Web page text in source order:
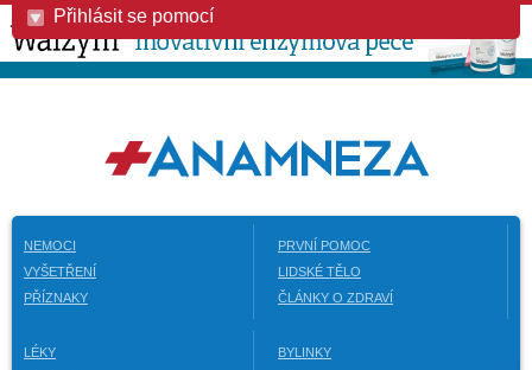
Přihlásit se pomocí
NEMOCI
VYŠETŘENÍ
PŘÍZNAKY
PRVNÍ POMOC
LIDSKÉ TĚLO
ČLÁNKY O ZDRAVÍ
LÉKY
BYLINKY